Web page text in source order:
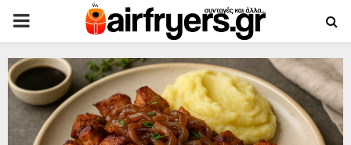
PRIMARY
MENU